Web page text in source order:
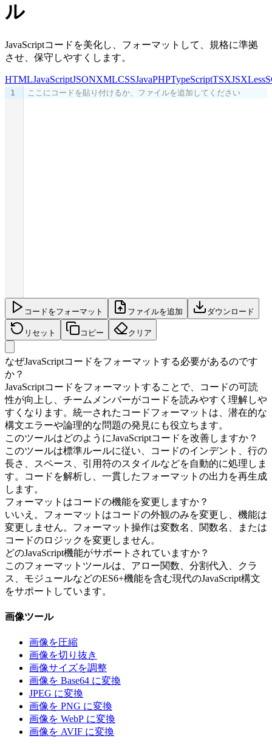
ル
JavaScriptコードを美化し、フォーマットして、規格に準拠
させ、保守しやすくします。
HTMLJavaScriptJSONXMLCSSJavaPHPTypeScriptTSXJSXLess
1 ここにコードを貼り付けるか、ファイルを追加してください
コードをフォーマット ファイルを追加 ダウンロード
リセット コピー クリア
なぜJavaScriptコードをフォーマットする必要があるのです
か？
JavaScriptコードをフォーマットすることで、コードの可読
性が向上し、チームメンバーがコードを読みやすく理解しや
すくなります。統一されたコードフォーマットは、潜在的な
構文エラーや論理的な問題の発見にも役立ちます。
このツールはどのようにJavaScriptコードを改善しますか？
このツールは標準ルールに従い、コードのインデント、行の
長さ、スペース、引用符のスタイルなどを自動的に処理しま
す。コードを解析し、一貫したフォーマットの出力を再生成
します。
フォーマットはコードの機能を変更しますか？
いいえ。フォーマットはコードの外観のみを変更し、機能は
変更しません。フォーマット操作は変数名、関数名、または
コードのロジックを変更しません。
どのJavaScript機能がサポートされていますか？
このフォーマットツールは、アロー関数、分割代入、クラ
ス、モジュールなどのES6+機能を含む現代のJavaScript構文
をサポートしています。
画像ツール
画像を圧縮
画像を切り抜き
画像サイズを調整
画像を Base64 に変換
JPEG に変換
画像を PNG に変換
画像を WebP に変換
画像を AVIF に変換